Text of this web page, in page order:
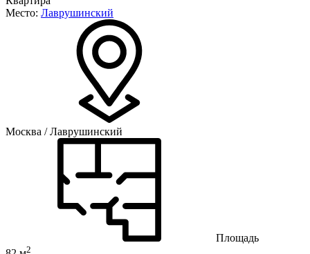
Место: Лаврушинский
Москва / Лаврушинский
Площадь
2